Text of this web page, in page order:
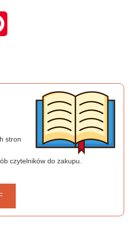
stron
czytelników do zakupu.